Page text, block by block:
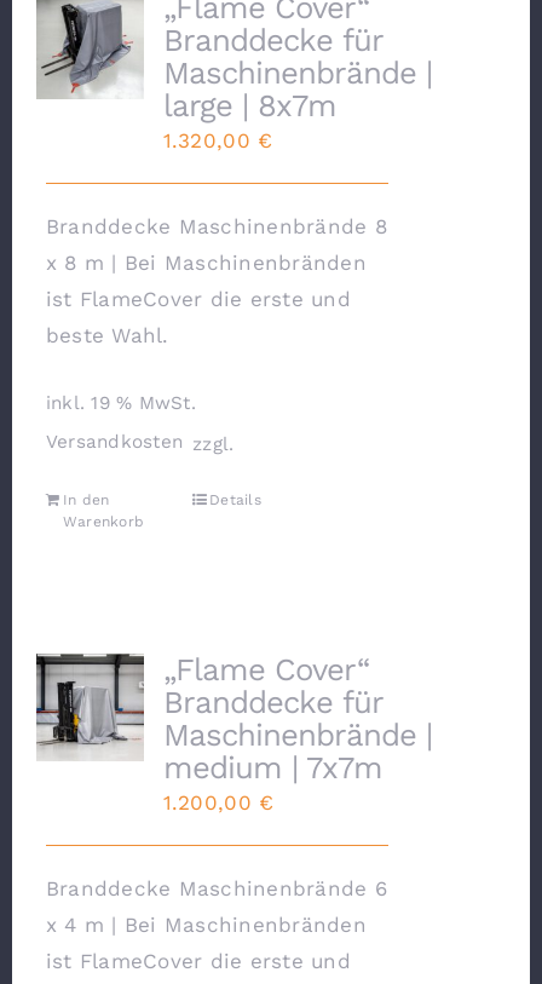
„Flame Cover“
Branddecke für
Maschinenbrände |
large | 8x7m
1.320,00 €
Branddecke Maschinenbrände 8
x 8 m | Bei Maschinenbränden
ist FlameCover die erste und
beste Wahl.
inkl. 19 % MwSt.
zzgl.
Versandkosten
In den
Warenkorb
Details
„Flame Cover“
Branddecke für
Maschinenbrände |
medium | 7x7m
1.200,00 €
Branddecke Maschinenbrände 6
x 4 m | Bei Maschinenbränden
ist FlameCover die erste und